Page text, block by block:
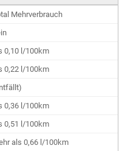
Mehrverbrauch
0,10 l/100km
0,22 l/100km
0,36 l/100km
0,51 l/100km
als 0,66 l/100km